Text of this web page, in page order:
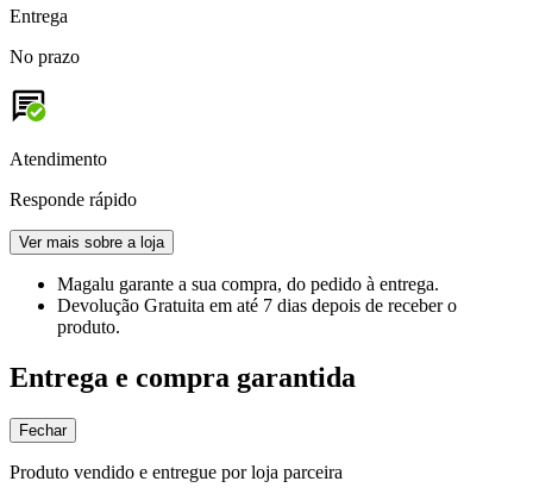
Entrega
No prazo
Atendimento
Responde rápido
Ver mais sobre a loja
Magalu garante a sua compra, do pedido à entrega.
Devolução Gratuita em até 7 dias depois de receber o
produto.
Entrega e compra garantida
Fechar
Produto vendido e entregue por loja parceira